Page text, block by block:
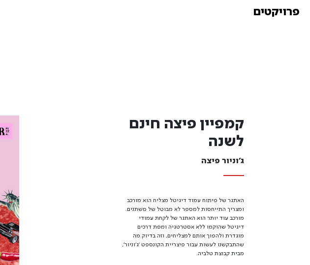
פרויקטים
קמפיין פיצה חינם
לשנה
ג'וניור פיצה
האתגר של פיתוח עמוד דיגיטל מצליח הוא מורכב
ומצריך התייחסות למספר לא מבוטל של משתנים.
מורכב עוד יותר הוא האתגר של לקחת עמודי
דיגיטל שהוקמו ללא אסטרטגיה ומפת דרכים
מוגדרת ולהפוך אותם למצליחים, וזה בדיוק מה
שהתבקשנו לעשות עבור פיצריית הקונספט 'ג'וניור',
מבית קבוצת טלביה.